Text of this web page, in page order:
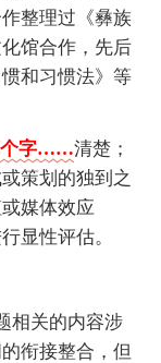
整理过《彝族
馆合作，先后
和习惯法》等
个字……清楚；
策划的独到之
媒体效应
显性评估。
相关的内容涉
衔接整合，但